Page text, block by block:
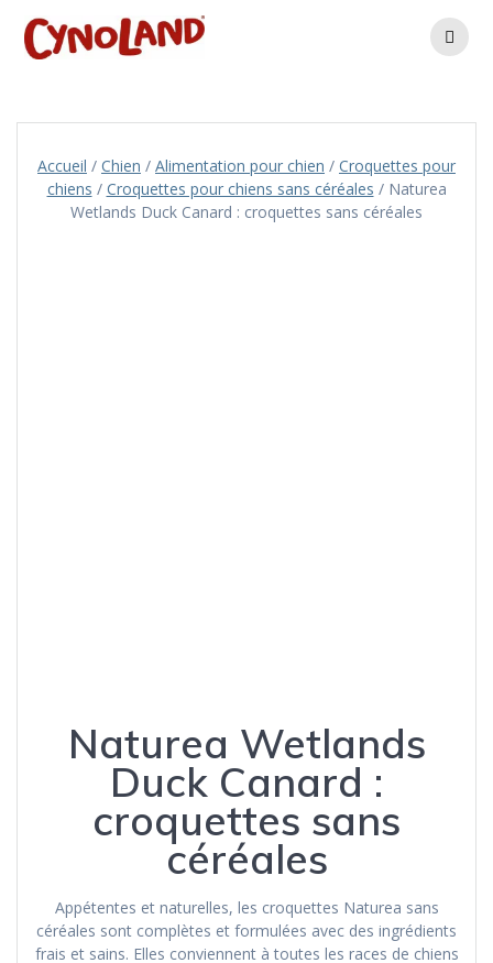
Accueil / Chien / Alimentation pour chien / Croquettes pour
chiens / Croquettes pour chiens sans céréales / Naturea
Wetlands Duck Canard : croquettes sans céréales
Naturea Wetlands
Duck Canard :
croquettes sans
céréales
Appétentes et naturelles, les croquettes Naturea sans
céréales sont complètes et formulées avec des ingrédients
frais et sains. Elles conviennent à toutes les races de chiens